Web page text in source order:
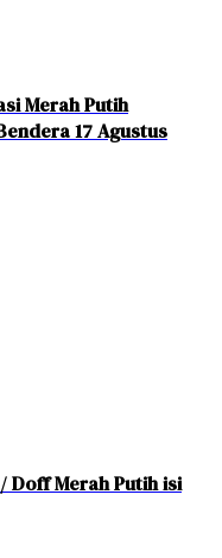
Merah Putih
17 Agustus
Doff Merah Putih isi